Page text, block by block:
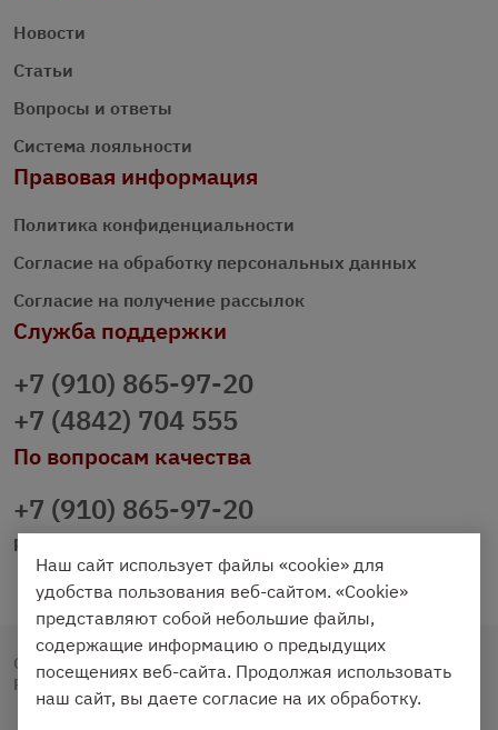
Новости
Статьи
Вопросы и ответы
Система лояльности
Правовая информация
Политика конфиденциальности
Согласие на обработку персональных данных
Согласие на получение рассылок
Служба поддержки
+7 (910) 865-97-20
+7 (4842) 704 555
По вопросам качества
+7 (910) 865-97-20
prazdnichniy40@palmi.ru
Copyright © 2020 - 2026. Праздничный Стол.
Разработка и продвижение - Vegas Studio
Наш сайт использует файлы «cookie» для
удобства пользования веб-сайтом. «Cookie»
представляют собой небольшие файлы,
содержащие информацию о предыдущих
посещениях веб-сайта. Продолжая использовать
наш сайт, вы даете согласие на их обработку.